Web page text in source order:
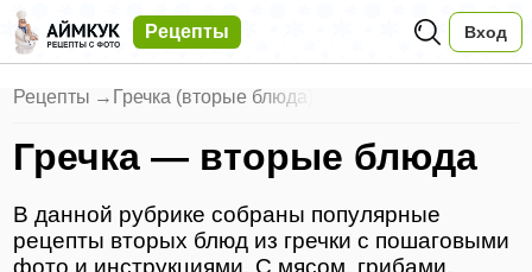
Рецепты Вход
Рецепты → Гречка (вторые блюда)
Гречка — вторые блюда
В данной рубрике собраны популярные
рецепты вторых блюд из гречки с пошаговыми
фото и инструкциями. С мясом, грибами,